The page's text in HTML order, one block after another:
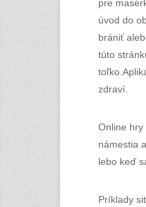
pre
úvod do
brániť
túto
zdraví.
Online hry
námestia
lebo keď
Príklady